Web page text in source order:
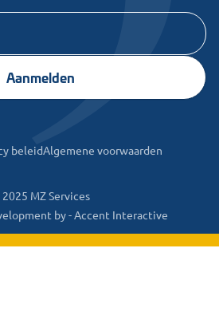
Aanmelden
MZ Services
by -Accent Interactive
beleidAlgemene voorwaarden